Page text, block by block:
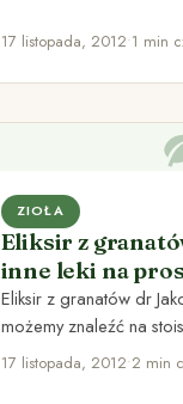
17 listopada, 2012•1 min
ZIOŁA
Eliksir z
inne leki na
Eliksir z granatów dr
możemy znaleźć na
markecie to owoc…
17 listopada, 2012•2 min